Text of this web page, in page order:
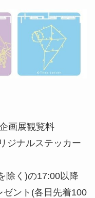
画展観覧料
ジナルステッカー
除く)の17:00以降
ゼント(各日先着100